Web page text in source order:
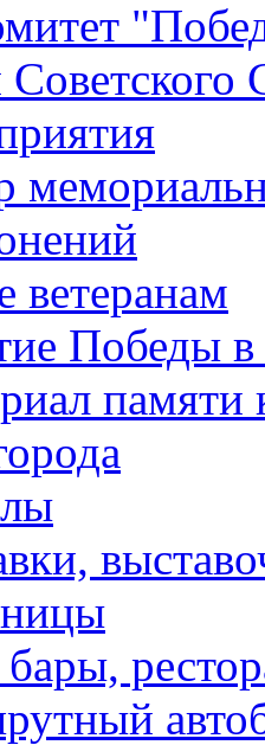
Советского
ветеранам
Победы
памяти